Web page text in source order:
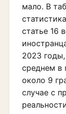
мало. В
статье 16
2023
среднем в
около 9
случае с